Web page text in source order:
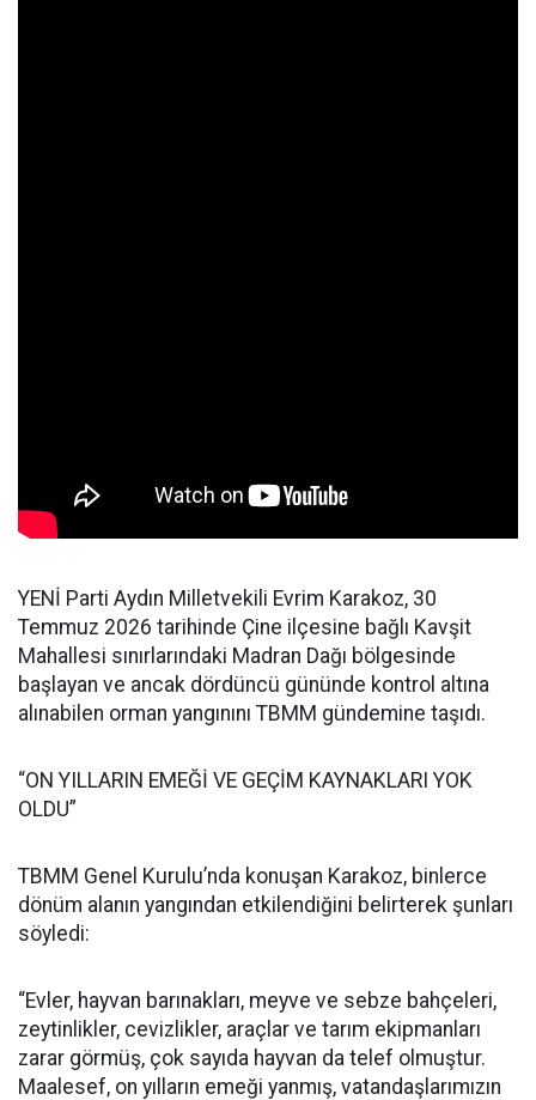
YENİ Parti Aydın Milletvekili Evrim Karakoz, 30
Temmuz 2026 tarihinde Çine ilçesine bağlı Kavşit
Mahallesi sınırlarındaki Madran Dağı bölgesinde
başlayan ve ancak dördüncü gününde kontrol altına
alınabilen orman yangınını TBMM gündemine taşıdı.
“ON YILLARIN EMEĞİ VE GEÇİM KAYNAKLARI YOK
OLDU”
TBMM Genel Kurulu’nda konuşan Karakoz, binlerce
dönüm alanın yangından etkilendiğini belirterek şunları
söyledi:
“Evler, hayvan barınakları, meyve ve sebze bahçeleri,
zeytinlikler, cevizlikler, araçlar ve tarım ekipmanları
zarar görmüş, çok sayıda hayvan da telef olmuştur.
Maalesef, on yılların emeği yanmış, vatandaşlarımızın